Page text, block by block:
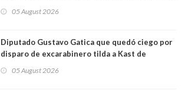
05 August 2026
Diputado Gustavo Gatica que quedó ciego por
disparo de excarabinero tilda a Kast de
absolución del exuniformado. Presidente DC
05 August 2026